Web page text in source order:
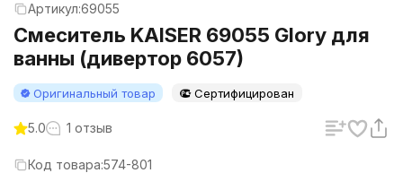
Артикул:69055
Смеситель KAISER 69055 Glory для
ванны (дивертор 6057)
Оригинальный товар Сертифицирован
5.0 1 отзыв
Код товара:574-801